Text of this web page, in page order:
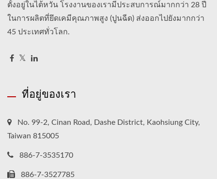
ตั้งอยู่ในไต้หวัน โรงงานของเรามีประสบการณ์มากกว่า 28 ปี
ในการผลิตที่ยึดเคมีคุณภาพสูง (ปูนฉีด) ส่งออกไปยังมากกว่า
45 ประเทศทั่วโลก.
ที่อยู่ของเรา
No. 99-2, Cinan Road, Dashe District, Kaohsiung City,
Taiwan 815005
886-7-3535170
886-7-3527785